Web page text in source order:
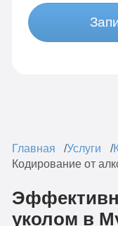
Главная Услуги
Кодирование от
уколом в